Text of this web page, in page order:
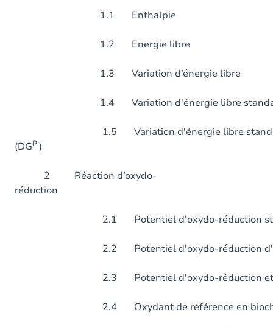
1.1 Enthalpie
1.2 Energie libre
1.3 Variation d’énergie libre
1.4 Variation d'énergie libre standard
1.5 Variation d'énergie libre standard
(DGP)
2 Réaction d’oxydo-
réduction
2.1 Potentiel d'oxydo-réduction
2.2 Potentiel d'oxydo-réduction d'une
2.3 Potentiel d'oxydo-réduction et
2.4 Oxydant de référence en